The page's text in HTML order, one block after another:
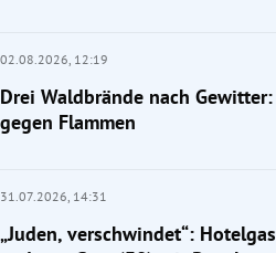
02.08.2026, 12:19
Drei Waldbrände nach
gegen Flammen
31.07.2026, 14:31
„Juden, verschwindet“: